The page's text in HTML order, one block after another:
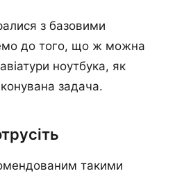
з базовими
до того, що ж можна
ноутбука, як
задача.
такими